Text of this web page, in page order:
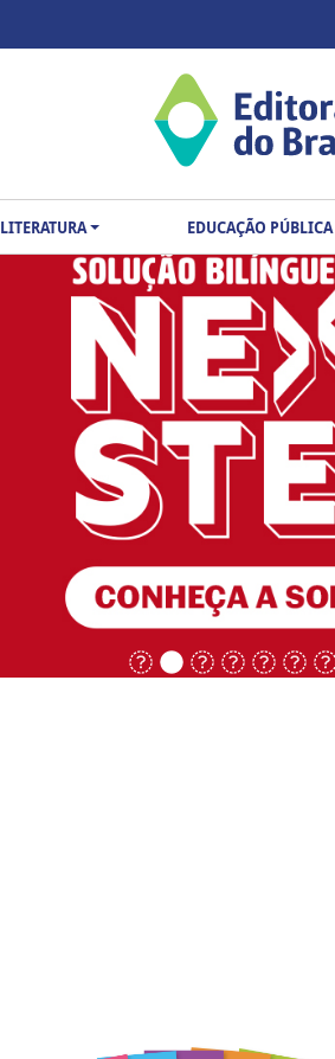
LITERATURA EDUCAÇÃO PÚBLICA